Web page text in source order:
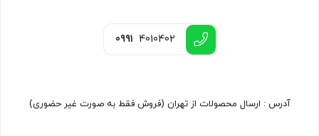
0991 4010402
آدرس : ارسال محصولات از تهران (فروش فقط به صورت غیر حضوری)